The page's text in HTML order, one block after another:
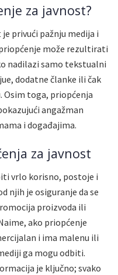
za javnost?
privući pažnju medija i
može rezultirati
nadilazi samo tekstualni
dodatne članke ili čak
toga, priopćenja
angažman
i događajima.
za javnost
vrlo korisno, postoje i
njih je osiguranje da se
proizvoda ili
ako priopćenje
i ima malenu ili
ga mogu odbiti.
je ključno; svako